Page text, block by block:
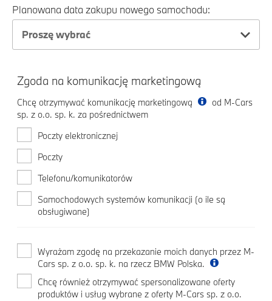
Planowana data zakupu nowego samochodu:
Proszę wybrać
Zgoda na komunikację marketingową
Chcę otrzymywać komunikację marketingową
od M-Cars
sp. z o.o. sp. k. za pośrednictwem
Poczty elektronicznej
Poczty
Telefonu/komunikatorów
Samochodowych systemów komunikacji (o ile są
obsługiwane)
Wyrażam zgodę na przekazanie moich danych przez M-
Cars sp. z o.o. sp. k. na rzecz BMW Polska.
Chcę również otrzymywać spersonalizowane oferty
produktów i usług wybrane z oferty M-Cars sp. z o.o.